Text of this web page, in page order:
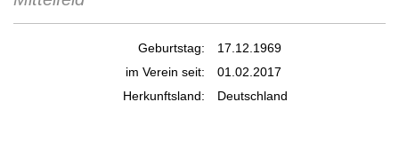
Geburtstag:
17.12.1969
im Verein seit:
01.02.2017
Herkunftsland:
Deutschland